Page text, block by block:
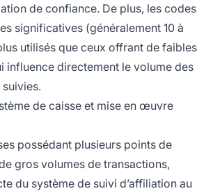
de confiance. De plus, les codes
significatives (généralement 10 à
utilisés que ceux offrant de faibles
influence directement le volume des
de caisse et mise en œuvre
possédant plusieurs points de
gros volumes de transactions,
du système de suivi d’affiliation au